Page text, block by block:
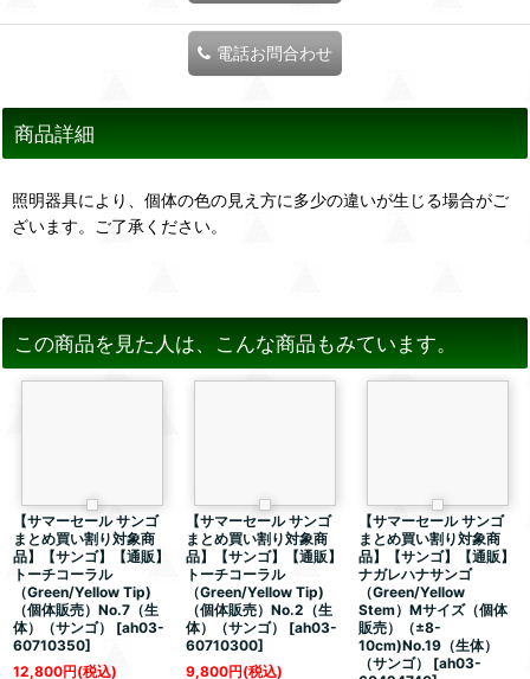
電話お問合わせ
商品詳細
照明器具により、個体の色の見え方に多少の違いが生じる場合がご
ざいます。ご了承ください。
この商品を見た人は、こんな商品もみています。
【サマーセール サンゴ
まとめ買い割り対象商
品】【サンゴ】【通販】
トーチコーラル
（Green/Yellow Tip)
（個体販売）No.7（生
体）（サンゴ）
[ah03-
60710350]
12,800円(税込)
【サマーセール サンゴ
まとめ買い割り対象商
品】【サンゴ】【通販】
トーチコーラル
（Green/Yellow Tip)
（個体販売）No.2（生
体）（サンゴ）
[ah03-
60710300]
9,800円(税込)
【サマーセール サンゴ
まとめ買い割り対象商
品】【サンゴ】【通販】
ナガレハナサンゴ
（Green/Yellow
Stem）Mサイズ（個体
販売）（±8-
10cm)No.19（生体）
（サンゴ）
[ah03-